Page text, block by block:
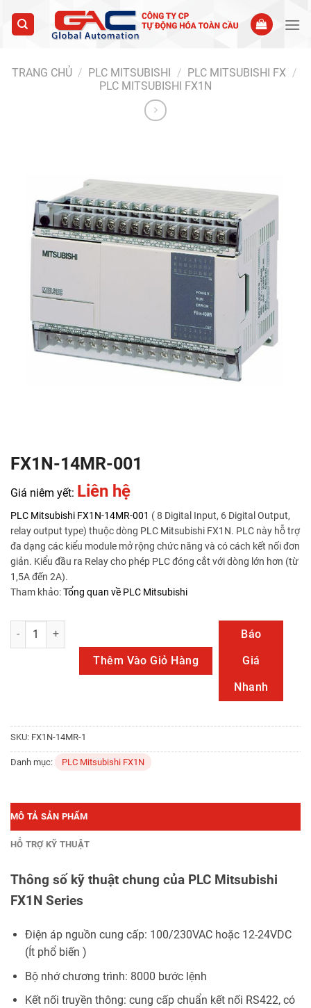
TRANG CHỦ / PLC MITSUBISHI / PLC MITSUBISHI FX /
PLC MITSUBISHI FX1N
FX1N-14MR-001
Giá niêm yết: Liên hệ
PLC Mitsubishi FX1N-14MR-001 ( 8 Digital Input, 6 Digital Output,
relay output type) thuộc dòng PLC Mitsubishi FX1N. PLC này hỗ trợ
đa dạng các kiểu module mở rộng chức năng và có cách kết nối đơn
giản. Kiểu đầu ra Relay cho phép PLC đóng cắt với dòng lớn hơn (từ
1,5A đến 2A).
Tham khảo:Tổng quan về PLC Mitsubishi
FX1N-14MR-001 số lượng
Thêm Vào Giỏ Hàng
Báo
Giá
Nhanh
SKU: FX1N-14MR-1
Danh mục: PLC Mitsubishi FX1N
MÔ TẢ SẢN PHẨM
HỖ TRỢ KỸ THUẬT
Thông số kỹ thuật chung của PLC Mitsubishi
FX1N Series
Điện áp nguồn cung cấp: 100/230VAC hoặc 12-24VDC
(Ít phổ biến )
Bộ nhớ chương trình: 8000 bước lệnh
Kết nối truyền thông: cung cấp chuẩn kết nối RS422, có